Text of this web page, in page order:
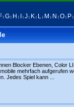
F G H J K L M N O P
Blocker Ebenen, Color
mehrfach aufgerufen
Jedes Spiel kann ...